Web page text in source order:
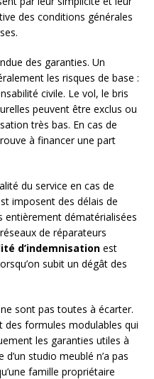
des conditions générales
des garanties. Un
les risques de base :
civile. Le vol, le bris
peuvent être exclus ou
très bas. En cas de
à financer une part
du service en cas de
imposent des délais de
dématérialisées
de réparateurs
d’indemnisation est
subit un dégât des
sont pas toutes à écarter.
des formules modulables qui
les garanties utiles à
studio meublé n’a pas
famille propriétaire